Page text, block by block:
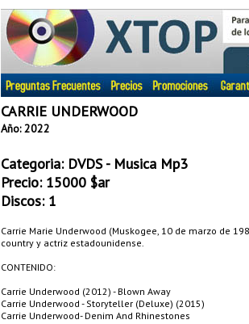
CARRIE UNDERWOOD
Año: 2022
Categoria: DVDS - Musica Mp3
Precio: 15000 $ar
Discos: 1
Carrie Marie Underwood (Muskogee, 10 de marzo de
country y actriz estadounidense.
CONTENIDO:
Carrie Underwood (2012) - Blown Away
Carrie Underwood - Storyteller (Deluxe) (2015)
Carrie Underwood- Denim And Rhinestones